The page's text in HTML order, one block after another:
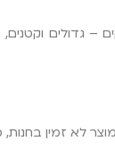
וקטנים,
לא זמין בחנות,